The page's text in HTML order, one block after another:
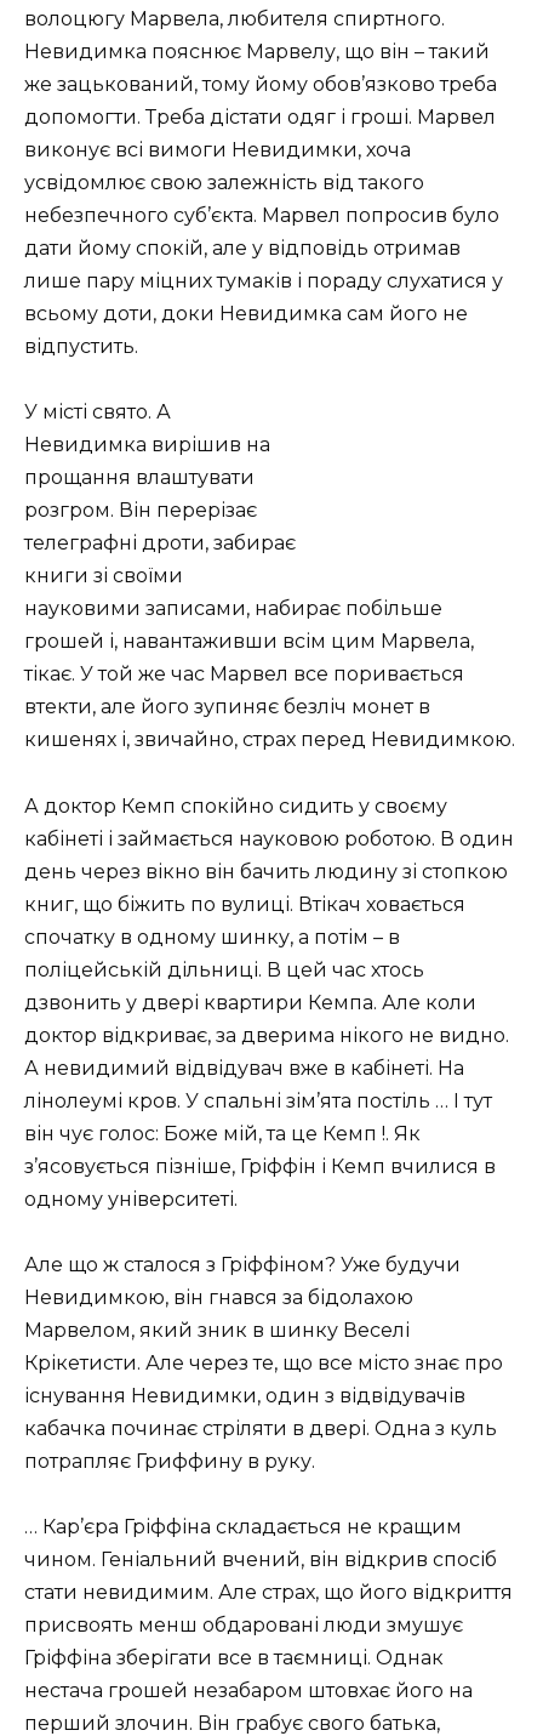
волоцюгу Марвела, любителя спиртного.
Невидимка пояснює Марвелу, що він – такий
же зацькований, тому йому обов’язково треба
допомогти. Треба дістати одяг і гроші. Марвел
виконує всі вимоги Невидимки, хоча
усвідомлює свою залежність від такого
небезпечного суб’єкта. Марвел попросив було
дати йому спокій, але у відповідь отримав
лише пару міцних тумаків і пораду слухатися у
всьому доти, доки Невидимка сам його не
відпустить.
У місті свято. А
Невидимка вирішив на
прощання влаштувати
розгром. Він перерізає
телеграфні дроти, забирає
книги зі своїми
науковими записами, набирає побільше
грошей і, навантаживши всім цим Марвела,
тікає. У той же час Марвел все поривається
втекти, але його зупиняє безліч монет в
кишенях і, звичайно, страх перед Невидимкою.
А доктор Кемп спокійно сидить у своєму
кабінеті і займається науковою роботою. В один
день через вікно він бачить людину зі стопкою
книг, що біжить по вулиці. Втікач ховається
спочатку в одному шинку, а потім – в
поліцейській дільниці. В цей час хтось
дзвонить у двері квартири Кемпа. Але коли
доктор відкриває, за дверима нікого не видно.
А невидимий відвідувач вже в кабінеті. На
лінолеумі кров. У спальні зім’ята постіль … І тут
він чує голос: Боже мій, та це Кемп !. Як
з’ясовується пізніше, Гріффін і Кемп вчилися в
одному університеті.
Але що ж сталося з Гріффіном? Уже будучи
Невидимкою, він гнався за бідолахою
Марвелом, який зник в шинку Веселі
Крікетисти. Але через те, що все місто знає про
існування Невидимки, один з відвідувачів
кабачка починає стріляти в двері. Одна з куль
потрапляє Гриффину в руку.
… Кар’єра Гріффіна складається не кращим
чином. Геніальний вчений, він відкрив спосіб
стати невидимим. Але страх, що його відкриття
присвоять менш обдаровані люди змушує
Гріффіна зберігати все в таємниці. Однак
нестача грошей незабаром штовхає його на
перший злочин. Він грабує свого батька,